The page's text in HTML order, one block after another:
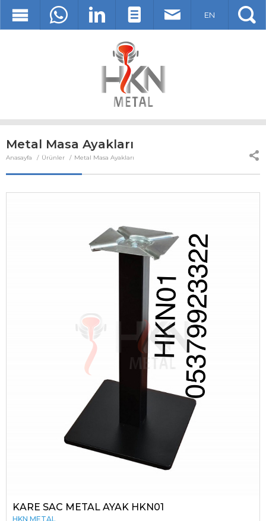
EN
Metal Masa Ayakları
Anasayfa Ürünler Metal Masa Ayakları
KARE SAC METAL AYAK HKN01
HKN METAL